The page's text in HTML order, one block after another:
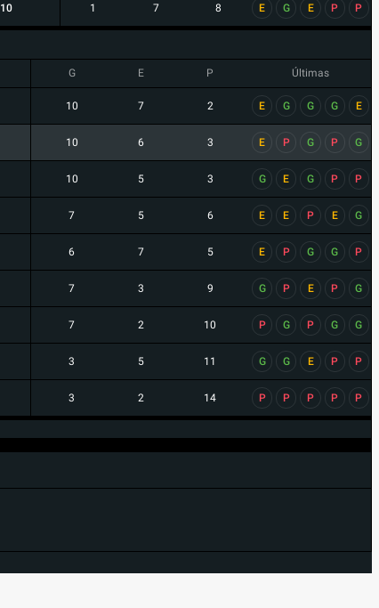
10 1 7 8 E G E P P
G E P Últimas
10 7 2 E G G G E
10 6 3 E P G P G
10 5 3 G E G P P
7 5 6 E E P E G
6 7 5 E P G G P
7 3 9 G P E P G
7 2 10 P G P G G
3 5 11 G G E P P
3 2 14 P P P P P